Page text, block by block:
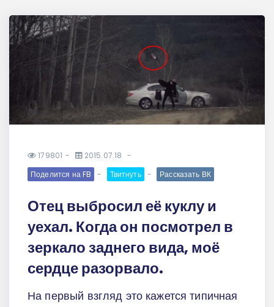
179801
2015.07.18
Поделится на FB
Твитнуть Рассказать ВК
Отец выбросил её куклу и
уехал. Когда он посмотрел в
зеркало заднего вида, моё
сердце разорвало.
На первый взгляд это кажется типичная